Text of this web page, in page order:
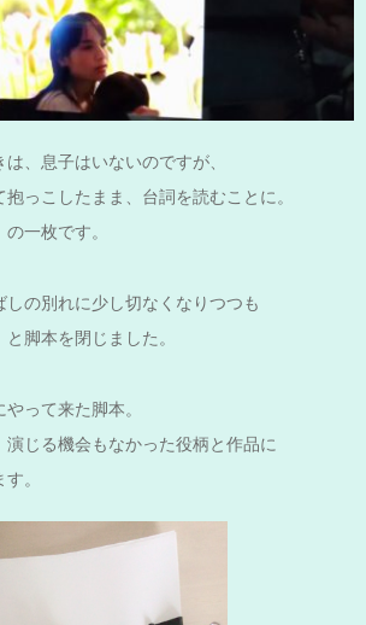
、息子はいないのですが、
っこしたまま、台詞を読むことに。
一枚です。
しの別れに少し切なくなりつつも
脚本を閉じました。
って来た脚本。
演じる機会もなかった役柄と作品に
。